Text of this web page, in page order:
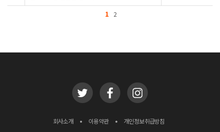
1 2
회사소개 • 이용약관 • 개인정보취급방침